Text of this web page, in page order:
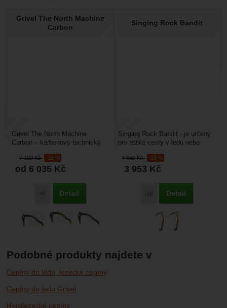
Grivel The North Machine
Carbon
7 100Kč -15 %
od 6 035 Kč
Porovnat
Detail
Grivel The North Machine
Carbon – karbonový technický
ledopádů. Anatomicky
tvarovanou...
Singing Rock Bandit
4 650Kč -15 %
3 953 Kč
Porovnat
Detail
Singing Rock Bandit - je určený
pro těžké cesty v ledu nebo
vhodnou i do převislých...
Podobné produkty najdete v
Cepíny do ledu, lezecké cepíny
Cepíny do ledu Grivel
Horolezecké cepíny